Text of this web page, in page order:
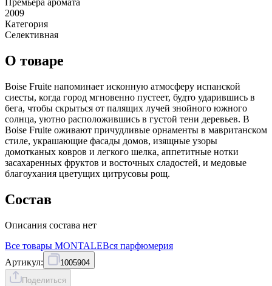
Премьера аромата
2009
Категория
Селективная
О товаре
Boise Fruite напоминает исконную атмосферу испанской
сиесты, когда город мгновенно пустеет, будто ударившись в
бега, чтобы скрыться от палящих лучей знойного южного
солнца, уютно расположившись в густой тени деревьев. В
Boise Fruite оживают причудливые орнаменты в мавританском
стиле, украшающие фасады домов, изящные узоры
домотканых ковров и легкого шелка, аппетитные нотки
засахаренных фруктов и восточных сладостей, и медовые
благоухания цветущих цитрусовы рощ.
Состав
Описания состава нет
Все товары MONTALEВся парфюмерия
Артикул:
1005904
Поделиться